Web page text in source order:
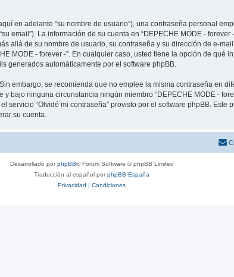
en adelante “su nombre de usuario”), una contraseña personal
email”). La información de su cuenta en “DEPECHE MODE -
allá de su nombre de usuario, su contraseña y su dirección de e-
MODE - forever -”. En cualquier caso, usted tiene la opción de qué
generados automáticamente por el software phpBB.
embargo, se recomienda que no emplee la misma contraseña en
bajo ninguna circunstancia ningún miembro “DEPECHE MODE -
“Olvidé mi contraseña” provisto por el software phpBB.
su cuenta.
Desarrollado porphpBB® Forum Software © phpBB Limited
Traducción al español porphpBB España
Privacidad | Condiciones